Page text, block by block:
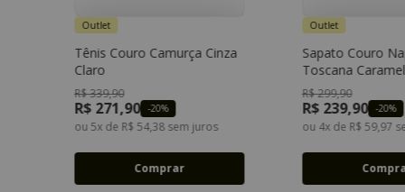
34 35 36 37
Outlet
Tênis Couro Camurça Cinza
Claro
R$339,90
R$ 271,90 -20%
ou 5x de R$ 54,38sem juros
Comprar
34
38
Outlet
Sapato Couro
Toscana
R$299,90
R$ 239,90 -20%
ou 4x de R$ 59,97